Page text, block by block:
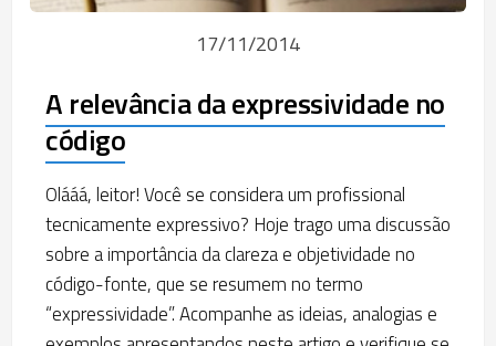
17/11/2014
A relevância da expressividade no
código
Olááá, leitor! Você se considera um profissional
tecnicamente expressivo? Hoje trago uma discussão
sobre a importância da clareza e objetividade no
código-fonte, que se resumem no termo
“expressividade”. Acompanhe as ideias, analogias e